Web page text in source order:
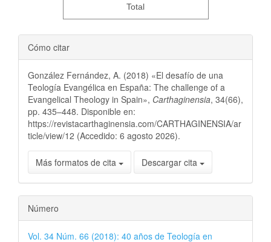
Total
Cómo citar
González Fernández, A. (2018) «El desafío de una
Teología Evangélica en España: The challenge of a
Evangelical Theology in Spain», Carthaginensia, 34(66),
pp. 435–448. Disponible en:
https://revistacarthaginensia.com/CARTHAGINENSIA/ar
ticle/view/12 (Accedido: 6 agosto 2026).
Más formatos de cita Descargar cita
Número
Vol. 34 Núm. 66 (2018): 40 años de Teología en